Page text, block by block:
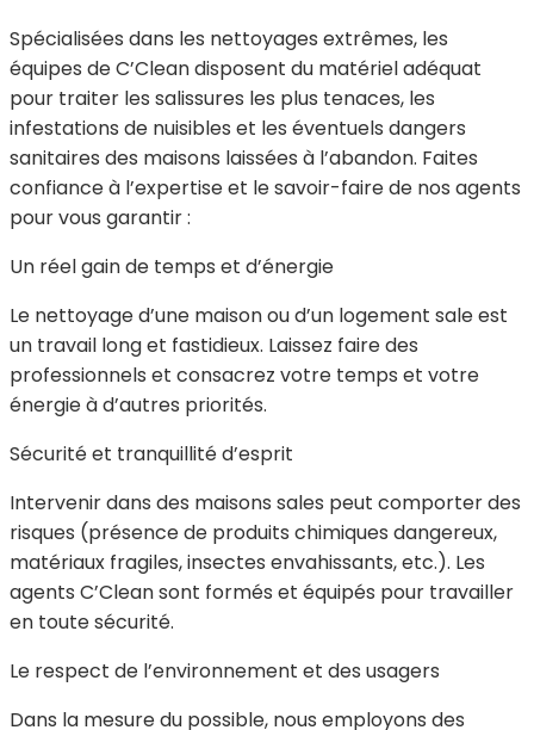
Spécialisées dans les nettoyages extrêmes, les
équipes de C’Clean disposent du matériel adéquat
pour traiter les salissures les plus tenaces, les
infestations de nuisibles et les éventuels dangers
sanitaires des maisons laissées à l’abandon. Faites
confiance à l’expertise et le savoir-faire de nos agents
pour vous garantir :
Un réel gain de temps et d’énergie
Le nettoyage d’une maison ou d’un logement sale est
un travail long et fastidieux. Laissez faire des
professionnels et consacrez votre temps et votre
énergie à d’autres priorités.
Sécurité et tranquillité d’esprit
Intervenir dans des maisons sales peut comporter des
risques (présence de produits chimiques dangereux,
matériaux fragiles, insectes envahissants, etc.). Les
agents C’Clean sont formés et équipés pour travailler
en toute sécurité.
Le respect de l’environnement et des usagers
Dans la mesure du possible, nous employons des